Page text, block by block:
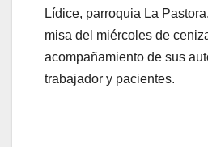
Lídice, parroquia La
misa del miércoles de
acompañamiento de sus
trabajador y pacientes.